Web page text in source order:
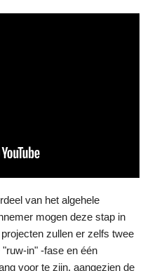
van het algehele
mogen deze stap in
zullen er zelfs twee
in" -fase en één
voor te zijn, aangezien de